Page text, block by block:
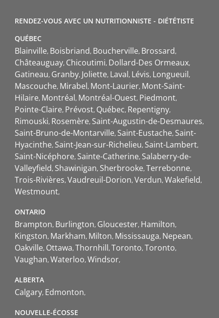
RENDEZ-VOUS AVEC UN NUTRITIONNISTE - DIÉTÉTISTE
QUÉBEC
Blainville Boisbriand Boucherville Brossard
Châteauguay Chicoutimi Dollard-Des Ormeaux
Gatineau Granby Joliette Laval Lévis Longueuil
Mascouche Mirabel Mont-Laurier Mont-Saint-
Hilaire Montréal Montréal-Ouest Piedmont
Pointe-Claire Prévost Québec Repentigny
Rimouski Rosemère Saint-Augustin-de-Desmaures
Saint-Bruno-de-Montarville Saint-Eustache Saint-
Hyacinthe Saint-Jean-sur-Richelieu Saint-Lambert
Saint-Nicéphore Sainte-Catherine Salaberry-de-
Valleyfield Shawinigan Sherbrooke Terrebonne
Trois-Rivières Vaudreuil-Dorion Verdun Wakefield
Westmount
ONTARIO
Brampton Burlington Gloucester Hamilton
Kingston Markham Milton Mississauga Nepean
Oakville Ottawa Thornhill Toronto Toronto
Vaughan Waterloo Windsor
ALBERTA
Calgary Edmonton
NOUVELLE-ÉCOSSE